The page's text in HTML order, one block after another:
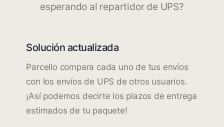
esperando al repartidor de UPS?
Solución actualizada
Parcello compara cada uno de tus envíos
con los envíos de UPS de otros usuarios.
¡Así podemos decirte los plazos de entrega
estimados de tu paquete!